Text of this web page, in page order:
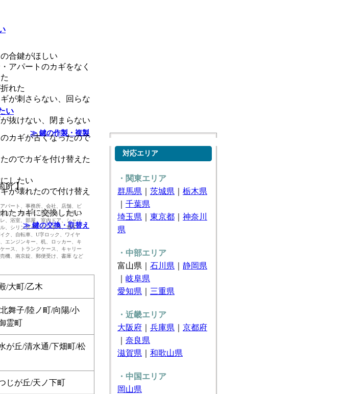
合鍵がほしい
アパートのカギをなく
れた
ギが刺さらない、回らな
が抜けない、閉まらない
≫ 鍵の作製・複製
い
のカギが古くなったので
たのでカギを付け替えた
したい
が壊れたので付け替え
たカギに交換したい
≫ 鍵の交換・取替え
所 】
パート、事務所、会社、店舗、ビ
ドア（引き戸・開き戸）、勝手口
、浴室、部屋、室内ドア、シャッ
、シリンダー、テンキー、電子
ク、自転車、U字ロック、ワイヤ
エンジンキー、机、ロッカー、キ
ース、トランクケース、キャリー
機、南京錠、郵便受け、書庫 など
/大町/乙木
舞子/陸ノ町/向陽/小
霊町
が丘/清水通/下畑町/松
じが丘/天ノ下町
対応エリア
・関東エリア
群馬県
茨城県
栃木県
千葉県
埼玉県
東京都
神奈川
県
・中部エリア
富山県｜ 石川県
静岡県
岐阜県
愛知県
三重県
・近畿エリア
大阪府
兵庫県
京都府
奈良県
滋賀県
和歌山県
・中国エリア
岡山県